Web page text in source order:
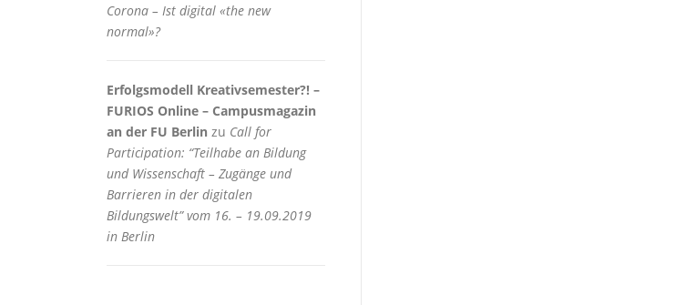
Corona – Ist digital «the new
normal»?
Erfolgsmodell Kreativsemester?! –
FURIOS Online – Campusmagazin
an der FU Berlin zu Call for
Participation: “Teilhabe an Bildung
und Wissenschaft – Zugänge und
Barrieren in der digitalen
Bildungswelt” vom 16. – 19.09.2019
in Berlin